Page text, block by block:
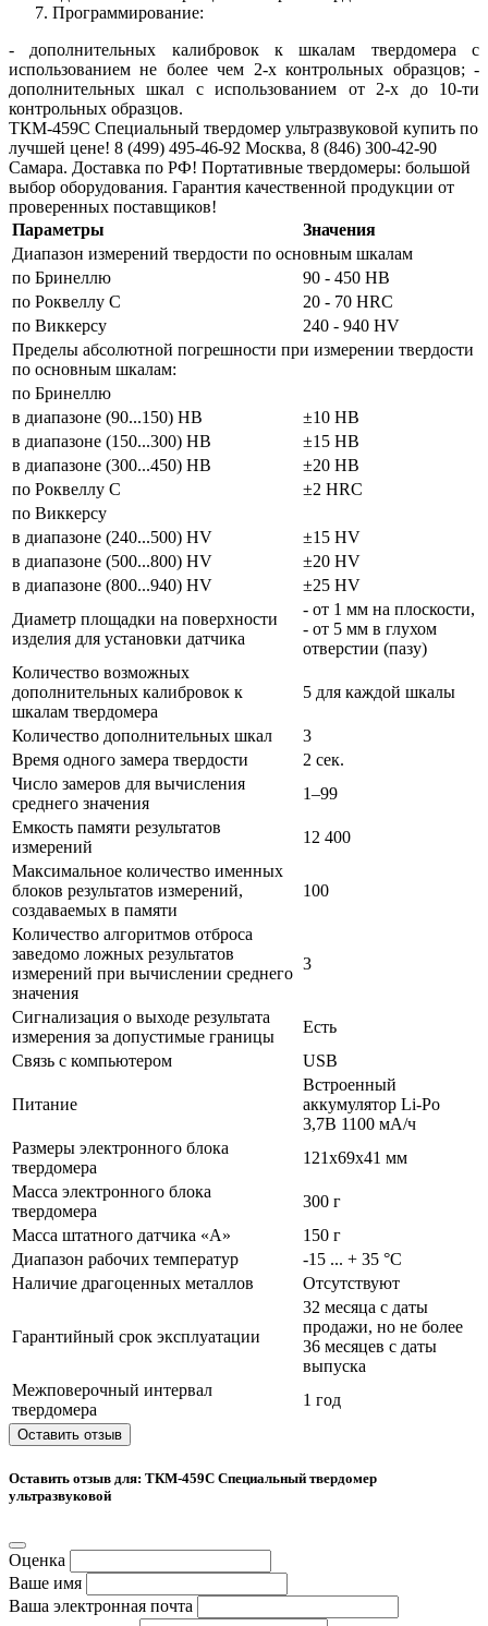
Программирование:
- дополнительных калибровок к шкалам твердомера с
использованием не более чем 2-х контрольных образцов; -
дополнительных шкал с использованием от 2-х до 10-ти
контрольных образцов.
ТКМ-459C Специальный твердомер ультразвуковой купить по
лучшей цене! 8 (499) 495-46-92 Москва, 8 (846) 300-42-90
Самара. Доставка по РФ! Портативные твердомеры: большой
выбор оборудования. Гарантия качественной продукции от
проверенных поставщиков!
Параметры
Значения
Диапазон измерений твердости по основным шкалам
по Бринеллю
90 - 450 НВ
по Роквеллу С
20 - 70 HRC
по Виккерсу
240 - 940 HV
Пределы абсолютной погрешности при измерении твердости
по основным шкалам:
по Бринеллю
в диапазоне (90...150) НВ
±10 НВ
в диапазоне (150...300) НВ
±15 НВ
в диапазоне (300...450) НВ
±20 НВ
по Роквеллу С
±2 HRC
по Виккерсу
в диапазоне (240...500) HV
±15 HV
в диапазоне (500...800) HV
±20 HV
в диапазоне (800...940) HV
±25 HV
Диаметр площадки на поверхности
изделия для установки датчика
- от 1 мм на плоскости,
- от 5 мм в глухом
отверстии (пазу)
Количество возможных
дополнительных калибровок к
шкалам твердомера
5 для каждой шкалы
Количество дополнительных шкал
3
Время одного замера твердости
2 сек.
Число замеров для вычисления
среднего значения
1–99
Емкость памяти результатов
измерений
12 400
Максимальное количество именных
блоков результатов измерений,
создаваемых в памяти
100
Количество алгоритмов отброса
заведомо ложных результатов
измерений при вычислении среднего
значения
3
Сигнализация о выходе результата
измерения за допустимые границы
Есть
Связь с компьютером
USB
Питание
Встроенный
аккумулятор Li-Po
3,7В 1100 мА/ч
Размеры электронного блока
твердомера
121x69x41 мм
Масса электронного блока
твердомера
300 г
Масса штатного датчика «А»
150 г
Диапазон рабочих температур
-15 ... + 35 °С
Наличие драгоценных металлов
Отсутствуют
Гарантийный срок эксплуатации
32 месяца с даты
продажи, но не более
36 месяцев с даты
выпуска
Межповерочный интервал
твердомера
1 год
Оставить отзыв
Оставить отзыв для: ТКМ-459C Специальный твердомер
ультразвуковой
Оценка
Ваше имя
Ваша электронная почта